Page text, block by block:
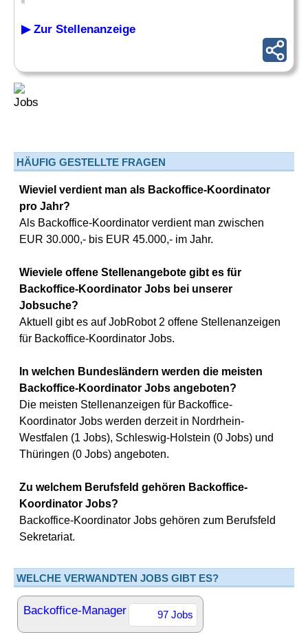
▶ Zur Stellenanzeige
HÄUFIG GESTELLTE FRAGEN
Wieviel verdient man als Backoffice-Koordinator
pro Jahr?
Als Backoffice-Koordinator verdient man zwischen
EUR 30.000,- bis EUR 45.000,- im Jahr.
Wieviele offene Stellenangebote gibt es für
Backoffice-Koordinator Jobs bei unserer
Jobsuche?
Aktuell gibt es auf JobRobot 2 offene Stellenanzeigen
für Backoffice-Koordinator Jobs.
In welchen Bundesländern werden die meisten
Backoffice-Koordinator Jobs angeboten?
Die meisten Stellenanzeigen für Backoffice-
Koordinator Jobs werden derzeit in Nordrhein-
Westfalen (1 Jobs), Schleswig-Holstein (0 Jobs) und
Thüringen (0 Jobs) angeboten.
Zu welchem Berufsfeld gehören Backoffice-
Koordinator Jobs?
Backoffice-Koordinator Jobs gehören zum Berufsfeld
Sekretariat.
WELCHE VERWANDTEN JOBS GIBT ES?
Backoffice-Manager 97 Jobs